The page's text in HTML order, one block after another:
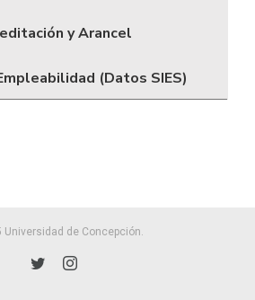
y Arancel
(Datos SIES)
Universidad de Concepción.
TwitterInstagram